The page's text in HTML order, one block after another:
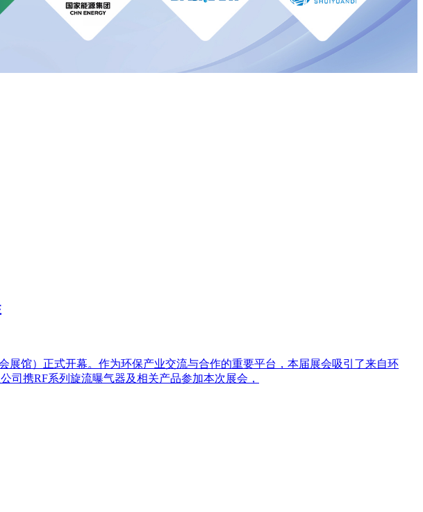
展馆）正式开幕。作为环保产业交流与合作的重要平台，本届展会吸引了来自环
司携RF系列旋流曝气器及相关产品参加本次展会，